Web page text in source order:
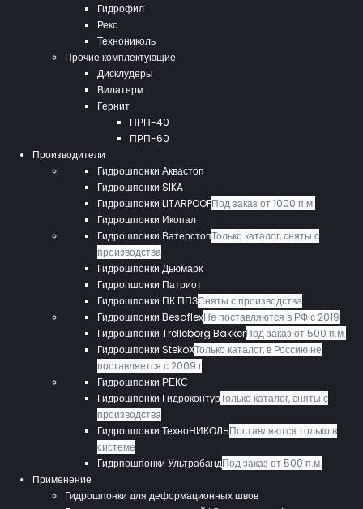
Гидрофил
Рекс
Технониколь
Прочие комплектующие
Дисклудеры
Вилатерм
Гернит
ПРП-40
ПРП-60
Производители
Гидрошпонки Аквастоп
Гидрошпонки SIKA
Гидрошпонки LITARPOOFПод заказ от 1000 п.м.
Гидрошпонки Икопал
Гидрошпонки ВатерстопТолько каталог, сняты с
производства
Гидрошпонки Дьюмарк
Гидропшонки Патриот
Гидрошпонки ПК ППЗСняты с производства
Гидрошпонки BesaflexНе поставляются в РФ с 2019
Гидрошпонки Trelleborg BakkerПод заказ от 500 п.м.
Гидрошпонки StekoXТолько каталог, в Россию не
поставляется с 2009 г
Гидрошпонки РЕКС
Гидрошпонки ГидроконтурТолько каталог, сняты с
производства
Гидрошпонки ТехноНИКОЛЬПоставляются только в
системе
Гидрпошпонки УльтрабандПод заказ от 500 п.м.
Применение
Гидрошпонки для деформационных швов